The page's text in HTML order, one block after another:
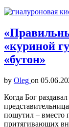
«куриной
«бутон»
by Oleg on
Когда Бог
пошутил – вместо
притягивающих